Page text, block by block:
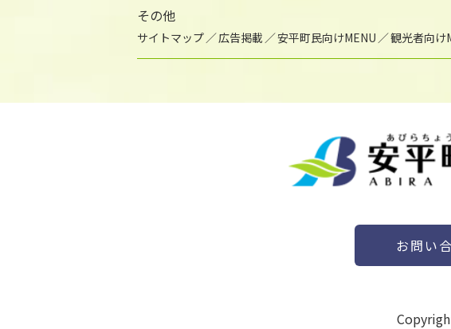
その他
サイトマップ 広告掲載 安平町民向けMENU 観光者向け
お問い